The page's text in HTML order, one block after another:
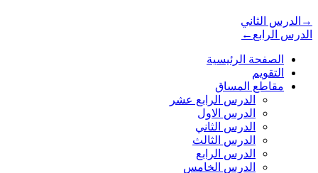
→ الدرس الثاني
الدرس الرابع ←
الصفحة الرئيسية
التقويم
مقاطع المساق
الدرس الرابع عشر
الدرس الاول
الدرس الثاني
الدرس الثالث
الدرس الرابع
الدرس الخامس